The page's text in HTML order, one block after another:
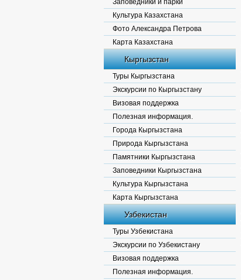
Заповедники и парки
Культура Казахстана
Фото Александра Петрова
Карта Казахстана
Кыргызстан
Туры Кыргызстана
Экскурсии по Кыргызстану
Визовая поддержка
Полезная информация.
Города Кыргызстана
Природа Кыргызстана
Памятники Кыргызстана
Заповедники Кыргызстана
Культура Кыргызстана
Карта Кыргызстана
Узбекистан
Туры Узбекистана
Экскурсии по Узбекистану
Визовая поддержка
Полезная информация.